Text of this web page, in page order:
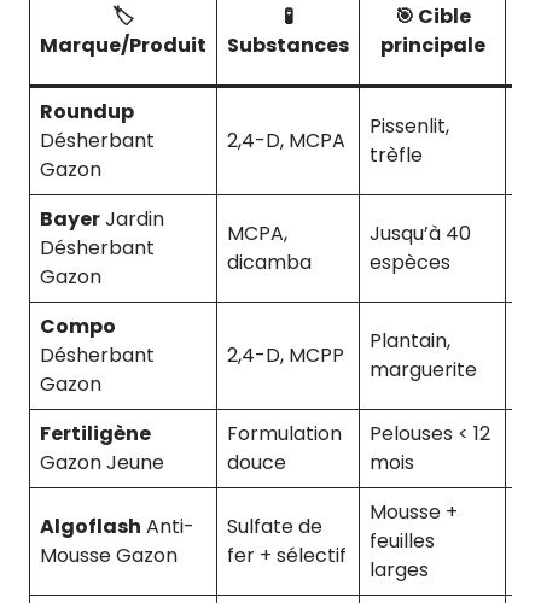
🏷️
Marque/Produit
🧪
Substances
🎯 Cible
principale
Roundup
Désherbant
Gazon
2,4-D, MCPA
Pissenlit,
trèfle
BayerJardin
Désherbant
Gazon
MCPA,
dicamba
Jusqu’à 40
espèces
Compo
Désherbant
Gazon
2,4-D, MCPP
Plantain,
marguerite
Fertiligène
Gazon Jeune
Formulation
douce
Pelouses < 12
mois
Algoflash Anti-
Mousse Gazon
Sulfate de
fer + sélectif
Mousse +
feuilles
larges